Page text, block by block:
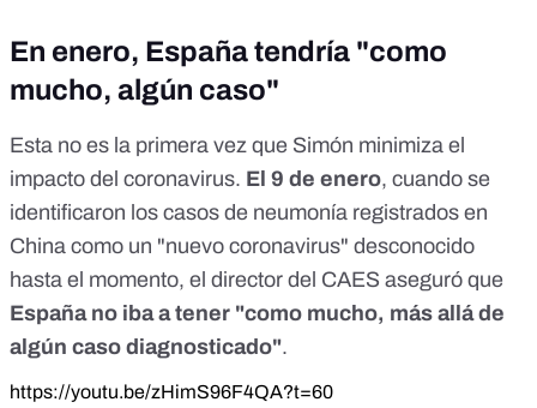
En enero, España tendría "como
mucho, algún caso"
Esta no es la primera vez que Simón minimiza el
impacto del coronavirus. El 9 de enero, cuando se
identificaron los casos de neumonía registrados en
China como un "nuevo coronavirus" desconocido
hasta el momento, el director del CAES aseguró que
España no iba a tener "como mucho, más allá de
algún caso diagnosticado".
https://youtu.be/zHimS96F4QA?t=60